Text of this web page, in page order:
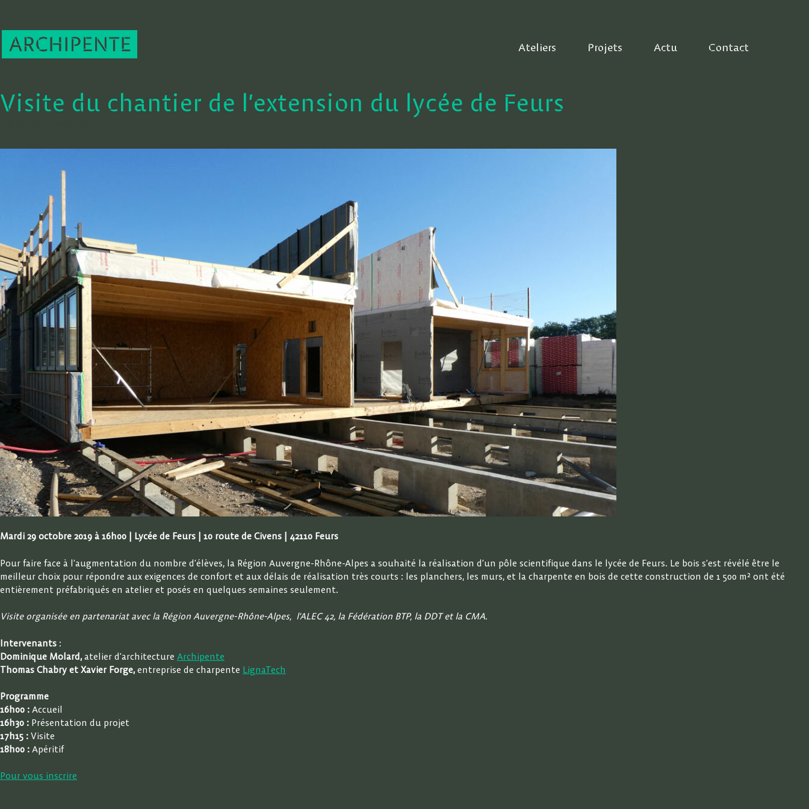
Ateliers Projets Actu Contact
Visite du chantier de l’extension du lycée de Feurs
Mardi 29 octobre 2019 à 16h00 | Lycée de Feurs | 10 route de Civens | 42110 Feurs
Pour faire face à l’augmentation du nombre d’élèves, la Région Auvergne-Rhône-Alpes a souhaité la réalisation d’un pôle scientifique dans le lycée de Feurs. Le bois s’est révélé être le
meilleur choix pour répondre aux exigences de confort et aux délais de réalisation très courts : les planchers, les murs, et la charpente en bois de cette construction de 1 500 m² ont été
entièrement préfabriqués en atelier et posés en quelques semaines seulement.
Visite organisée en partenariat avec la Région Auvergne-Rhône-Alpes, l’ALEC 42, la Fédération BTP, la DDT et la CMA.
Intervenants :
Dominique Molard,atelier d’architecture Archipente
Thomas Chabry et Xavier Forge,entreprise de charpente LignaTech
Programme
16h00 : Accueil
16h30 : Présentation du projet
17h15 : Visite
18h00 : Apéritif
Pour vous inscrire